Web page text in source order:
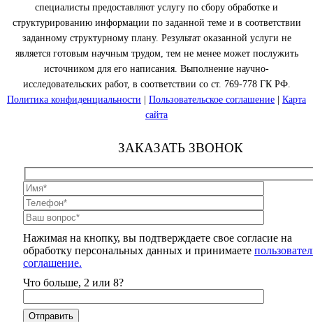
специалисты предоставляют услугу по сбору обработке и
структурированию информации по заданной теме и в соответствии
заданному структурному плану. Результат оказанной услуги не
является готовым научным трудом, тем не менее может послужить
источником для его написания. Выполнение научно-
исследовательских работ, в соответствии со ст. 769-778 ГК РФ.
Политика конфиденциальности
Пользовательское соглашение
Карта
сайта
ЗАКАЗАТЬ ЗВОНОК
Нажимая на кнопку, вы подтверждаете свое согласие на
обработку персональных данных и принимаете
соглашение.
Что больше, 2 или 8?